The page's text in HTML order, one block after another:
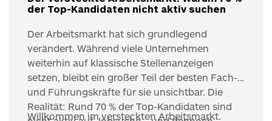
der Top-Kandidaten nicht aktiv suchen
Der Arbeitsmarkt hat sich grundlegend
verändert. Während viele Unternehmen
weiterhin auf klassische Stellenanzeigen
setzen, bleibt ein großer Teil der besten Fach-
und Führungskräfte für sie unsichtbar. Die
Realität: Rund 70 % der Top-Kandidaten sind
Willkommen im versteckten Arbeitsmarkt.